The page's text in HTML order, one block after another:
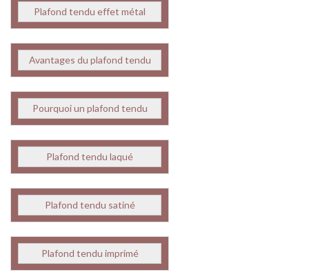
Plafond tendu effet métal
Avantages du plafond tendu
Pourquoi un plafond tendu
Plafond tendu laqué
Plafond tendu satiné
Plafond tendu imprimé